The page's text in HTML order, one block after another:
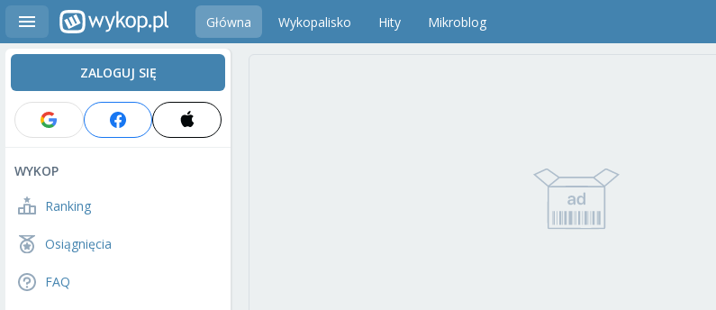
Główna Wykopalisko Hity Mikroblog
ZALOGUJ SIĘ
WYKOP
Ranking
Osiągnięcia
FAQ